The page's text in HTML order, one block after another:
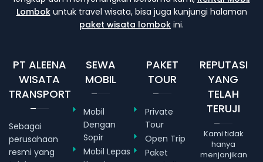
Lombokuntuk travel wisata, bisa juga kunjungi halaman
paket wisata lombok ini.
PT ALEENA
WISATA
TRANSPORT
Sebagai
perusahaan
resmi yang
SEWA
MOBIL
Mobil
Dengan
Sopir
Mobil Lepas
PAKET
TOUR
Private
Tour
Open Trip
Paket
REPUTASI
YANG
TELAH
TERUJI
Kami tidak
hanya
menjanjikan